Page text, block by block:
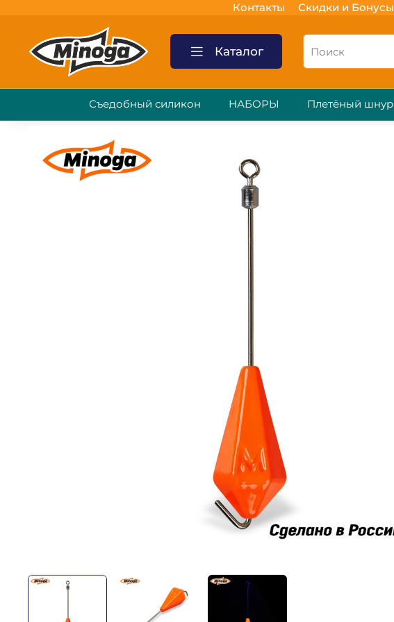
Контакты Скидки и Бонусы
Каталог
Съедобный силикон НАБОРЫ Плетёный шнур